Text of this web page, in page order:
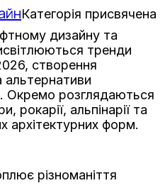
Категорія присвячена
дизайну та
тренди
створення
альтернативи
Окремо розглядаються
рокарії, альпінарії та
архітектурних форм.
різноманіття